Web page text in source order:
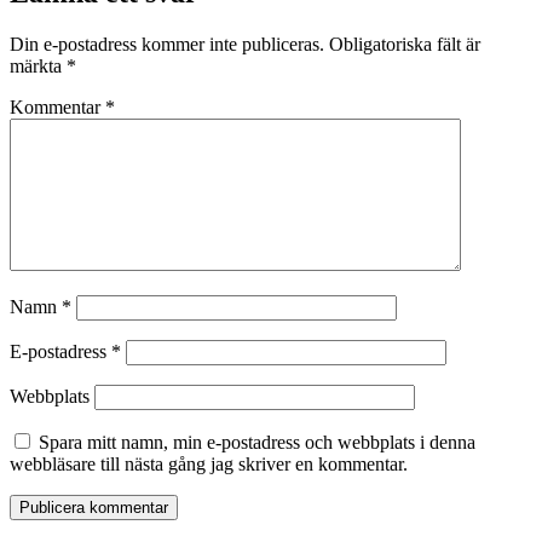
Din e-postadress kommer inte publiceras. Obligatoriska fält är
märkta *
Kommentar *
Namn *
E-postadress *
Webbplats
Spara mitt namn, min e-postadress och webbplats i denna
webbläsare till nästa gång jag skriver en kommentar.